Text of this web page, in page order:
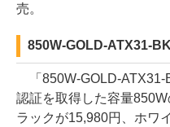
売。
850W-GOLD-ATX31-
「850W-GOLD-ATX31-
認証を取得した容量
ラックが15,980円、ホワ